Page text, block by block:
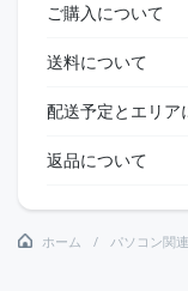
ご購入について
送料について
配送予定とエリア
返品について
ホーム パソコン関